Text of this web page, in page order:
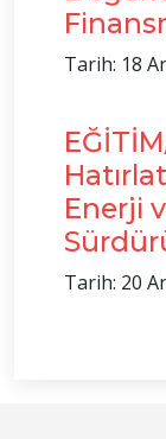
Tarih: 18
Enerji
Tarih: 20